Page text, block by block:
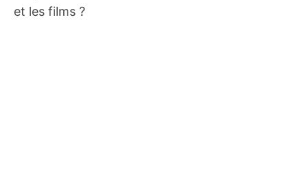
et les films ?